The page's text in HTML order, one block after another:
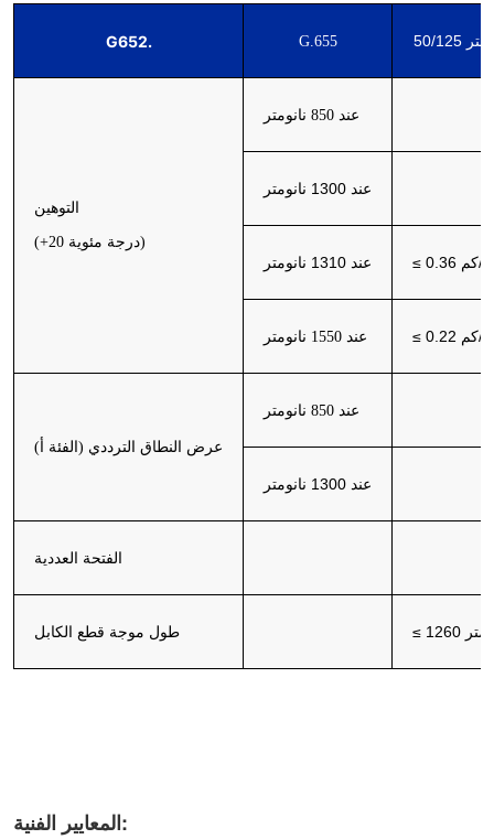
G652. G.655 50/125
التوهين
(+20 درجة مئوية)
عند 850 نانومتر
عند 1300 نانومتر
عند 1310 نانومتر ≤ كم
عند 1550 نانومتر ≤ كم
عرض النطاق الترددي (الفئة أ)
عند 850 نانومتر
عند 1300 نانومتر
الفتحة العددية
طول موجة قطع الكابل ≤
المعايير الفنية: